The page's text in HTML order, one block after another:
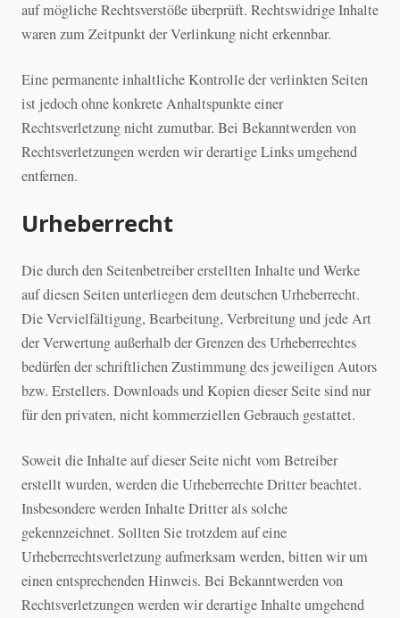
auf mögliche Rechtsverstöße überprüft. Rechtswidrige Inhalte
waren zum Zeitpunkt der Verlinkung nicht erkennbar.
Eine permanente inhaltliche Kontrolle der verlinkten Seiten
ist jedoch ohne konkrete Anhaltspunkte einer
Rechtsverletzung nicht zumutbar. Bei Bekanntwerden von
Rechtsverletzungen werden wir derartige Links umgehend
entfernen.
Urheberrecht
Die durch den Seitenbetreiber erstellten Inhalte und Werke
auf diesen Seiten unterliegen dem deutschen Urheberrecht.
Die Vervielfältigung, Bearbeitung, Verbreitung und jede Art
der Verwertung außerhalb der Grenzen des Urheberrechtes
bedürfen der schriftlichen Zustimmung des jeweiligen Autors
bzw. Erstellers. Downloads und Kopien dieser Seite sind nur
für den privaten, nicht kommerziellen Gebrauch gestattet.
Soweit die Inhalte auf dieser Seite nicht vom Betreiber
erstellt wurden, werden die Urheberrechte Dritter beachtet.
Insbesondere werden Inhalte Dritter als solche
gekennzeichnet. Sollten Sie trotzdem auf eine
Urheberrechtsverletzung aufmerksam werden, bitten wir um
einen entsprechenden Hinweis. Bei Bekanntwerden von
Rechtsverletzungen werden wir derartige Inhalte umgehend